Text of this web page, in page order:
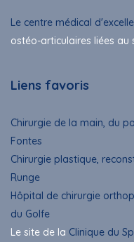
Le centre médical
ostéo-articulaires liées
Liens favoris
Chirurgie de la main, du
Fontes
Chirurgie plastique,
Runge
Hôpital de chirurgie
du Golfe
Le site de la Clinique du